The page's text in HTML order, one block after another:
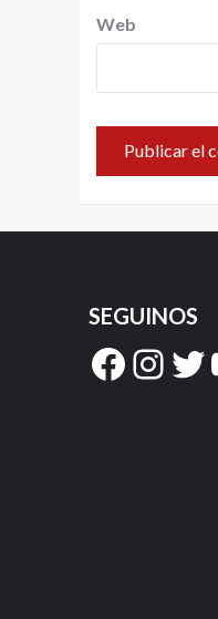
Web
SEGUINOS